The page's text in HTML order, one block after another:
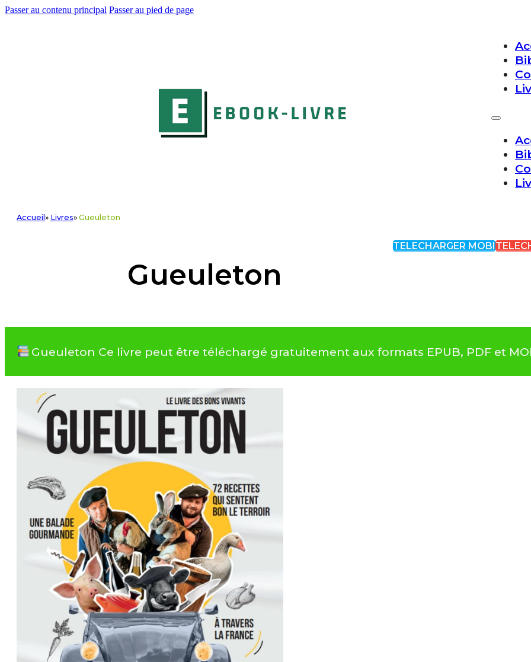
Passer au contenu principal Passer au pied de page
Accueil » Livres» Gueuleton
Gueuleton
TELECHARGER MOBI
Gueuleton Ce livre peut être téléchargé gratuitement aux formats EPUB, PDF et